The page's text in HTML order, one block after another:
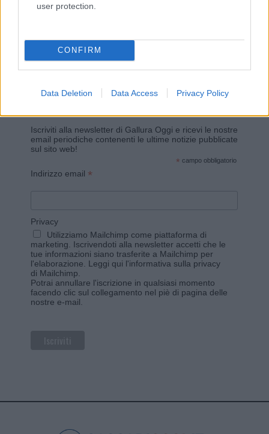
user protection.
CONFIRM
Data Deletion Data Access Privacy Policy
Iscriviti alla newsletter di Gallura Oggi e ricevi le nostre
email periodiche contenenti le ultime notizie pubblicate
sul sito web!
* campo obbligatorio
Indirizzo email *
Privacy
Utilizziamo Mailchimp come piattaforma di
marketing. Iscrivendoti alla newsletter accetti che le
tue informazioni siano trasferite a Mailchimp per
l'elaborazione. Leggi qui l'informativa sulla privacy
di Mailchimp
Potrai annullare l'iscrizione in qualsiasi momento
facendo clic sul collegamento nel piè di pagina delle
nostre e-mail.